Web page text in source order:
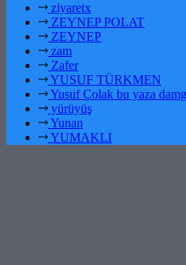
ziyaretx
ZEYNEP POLAT
ZEYNEP
zam
Zafer
YUSUF TÜRKMEN
Yusuf Çolak bu yaza
yürüyüş
Yunan
YUMAKLI